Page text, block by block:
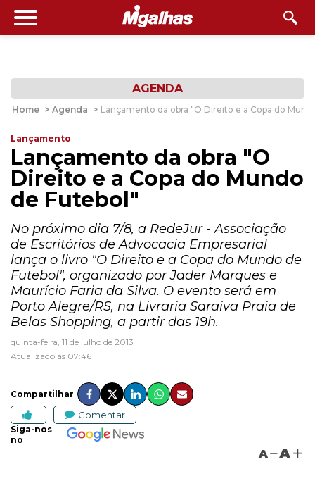
AGENDA
Home > Agenda > Lançamento da obra "O Direito e a Copa do
Lançamento
Lançamento da obra "O
Direito e a Copa do Mundo
de Futebol"
No próximo dia 7/8, a RedeJur - Associação
de Escritórios de Advocacia Empresarial
lança o livro "O Direito e a Copa do Mundo de
Futebol", organizado por Jader Marques e
Maurício Faria da Silva. O evento será em
Porto Alegre/RS, na Livraria Saraiva Praia de
Belas Shopping, a partir das 19h.
quinta-feira, 11 de julho de 2013
Atualizado às 07:46
Compartilhar
Comentar
Siga-nos
no
A A